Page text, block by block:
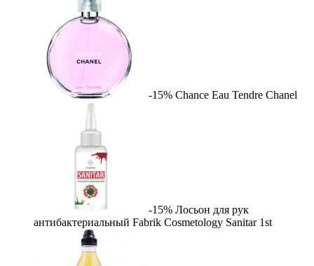
-15% Chance Eau Tendre Chanel
-15% Лосьон для рук
антибактериальный Fabrik Cosmetology Sanitar 1st